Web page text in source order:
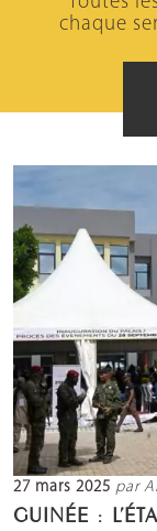
chaque
27 mars 2025 par
GUINÉE :